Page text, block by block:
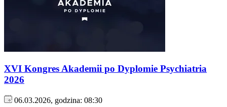
XVI Kongres Akademii po Dyplomie Psychiatria
2026
06.03.2026, godzina: 08:30